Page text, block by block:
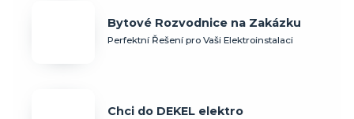
Bytové Rozvodnice na Zakázku
Perfektní Řešení pro Vaši Elektroinstalaci
Chci do DEKEL elektro